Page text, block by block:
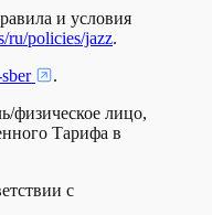
и условия
ru/policies/jazz.
.
физическое лицо,
Тарифа в
с